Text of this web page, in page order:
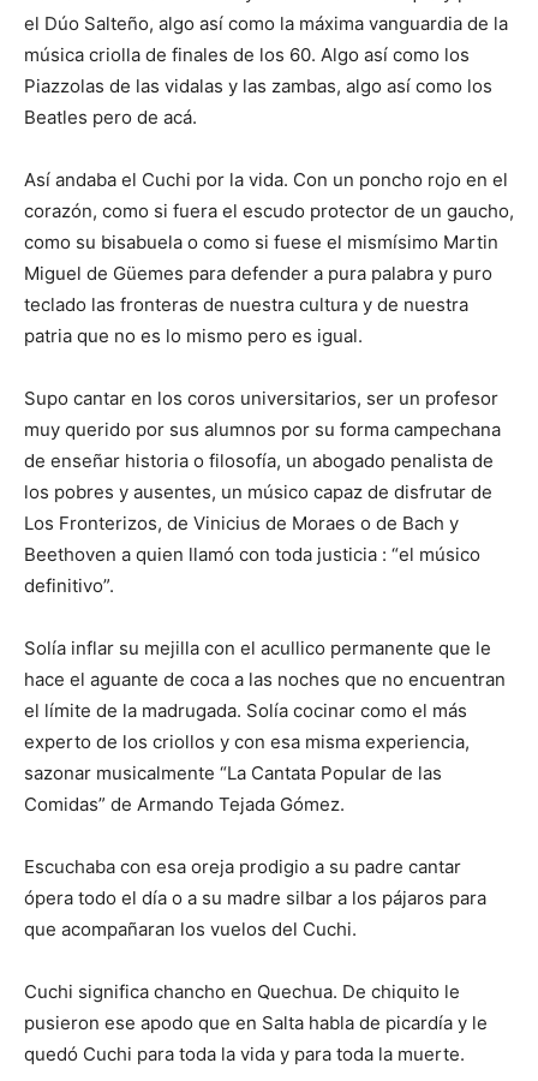
el Dúo Salteño, algo así como la máxima vanguardia de la
música criolla de finales de los 60. Algo así como los
Piazzolas de las vidalas y las zambas, algo así como los
Beatles pero de acá.
Así andaba el Cuchi por la vida. Con un poncho rojo en el
corazón, como si fuera el escudo protector de un gaucho,
como su bisabuela o como si fuese el mismísimo Martin
Miguel de Güemes para defender a pura palabra y puro
teclado las fronteras de nuestra cultura y de nuestra
patria que no es lo mismo pero es igual.
Supo cantar en los coros universitarios, ser un profesor
muy querido por sus alumnos por su forma campechana
de enseñar historia o filosofía, un abogado penalista de
los pobres y ausentes, un músico capaz de disfrutar de
Los Fronterizos, de Vinicius de Moraes o de Bach y
Beethoven a quien llamó con toda justicia : “el músico
definitivo”.
Solía inflar su mejilla con el acullico permanente que le
hace el aguante de coca a las noches que no encuentran
el límite de la madrugada. Solía cocinar como el más
experto de los criollos y con esa misma experiencia,
sazonar musicalmente “La Cantata Popular de las
Comidas” de Armando Tejada Gómez.
Escuchaba con esa oreja prodigio a su padre cantar
ópera todo el día o a su madre silbar a los pájaros para
que acompañaran los vuelos del Cuchi.
Cuchi significa chancho en Quechua. De chiquito le
pusieron ese apodo que en Salta habla de picardía y le
quedó Cuchi para toda la vida y para toda la muerte.